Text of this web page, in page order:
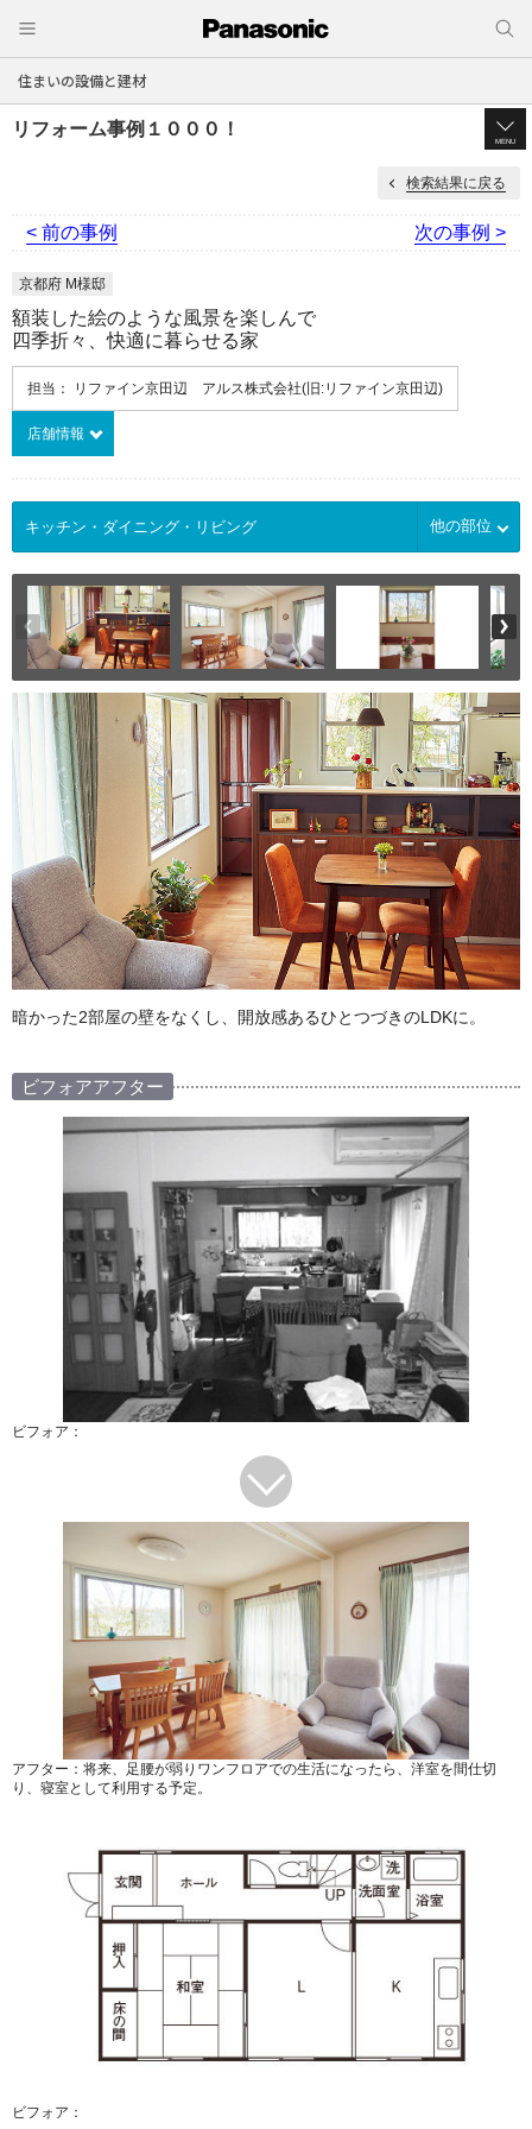
住まいの設備と建材
リフォーム事例１０００！
MENU
検索結果に戻る
< 前の事例 次の事例 >
京都府 M様邸
額装した絵のような風景を楽しんで
四季折々、快適に暮らせる家
担当： リファイン京田辺 アルス株式会社(旧:リファイン京田辺)
店舗情報
他の部位
暗かった2部屋の壁をなくし、開放感あるひとつづきのLDKに。
ビフォアアフター
ビフォア：
アフター：将来、足腰が弱りワンフロアでの生活になったら、洋室を間仕切
り、寝室として利用する予定。
ビフォア：